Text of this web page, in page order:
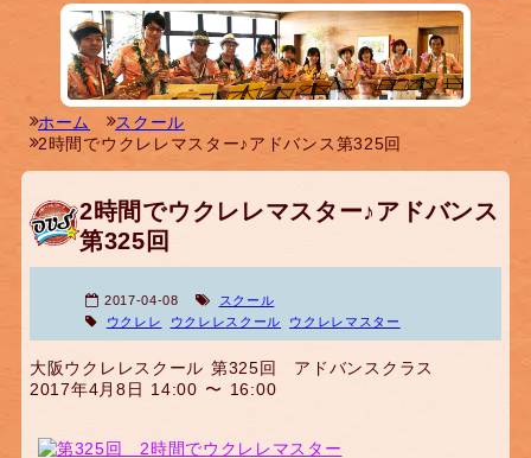
ホーム
スクール
2時間でウクレレマスター♪アドバンス第325回
2時間でウクレレマスター♪アドバンス
第325回
2017-04-08
スクール
ウクレレ
ウクレレスクール ウクレレマスター
大阪ウクレレスクール 第325回 アドバンスクラス
2017年4月8日 14:00 〜 16:00